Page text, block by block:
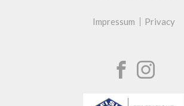
Impressum Privacy